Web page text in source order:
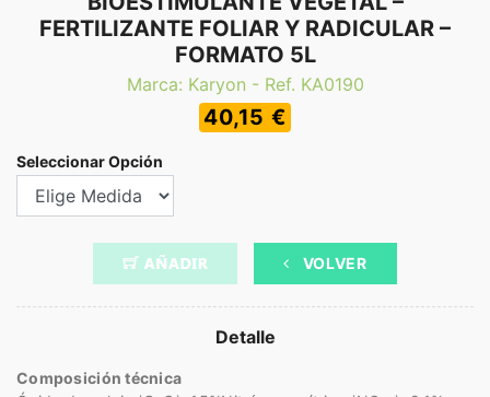
FERTILIZANTE FOLIAR Y RADICULAR –
FORMATO 5L
Marca: Karyon - Ref. KA0190
40,15 €
Seleccionar Opción
VOLVER
Detalle
Composición técnica